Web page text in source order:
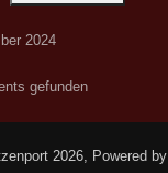
2024
gefunden
2026, Powered by